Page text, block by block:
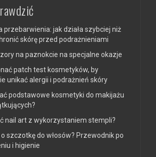
przebarwienia: jak działa szybciej niż
skórę przed podrażnieniami
na paznokcie na specjalne okazje
patch test kosmetyków, by
unikać alergii i podrażnień skóry
podstawowe kosmetyki do makijażu
nail art z wykorzystaniem stempli?
szczotkę do włosów? Przewodnik po
i higienie